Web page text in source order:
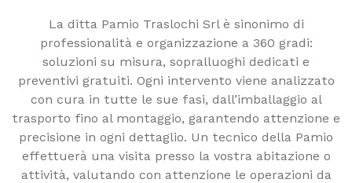
La ditta Pamio Traslochi Srl è sinonimo di
professionalità e organizzazione a 360 gradi:
soluzioni su misura, sopralluoghi dedicati e
preventivi gratuiti. Ogni intervento viene analizzato
con cura in tutte le sue fasi, dall’imballaggio al
trasporto fino al montaggio, garantendo attenzione e
precisione in ogni dettaglio. Un tecnico della Pamio
effettuerà una visita presso la vostra abitazione o
attività, valutando con attenzione le operazioni da